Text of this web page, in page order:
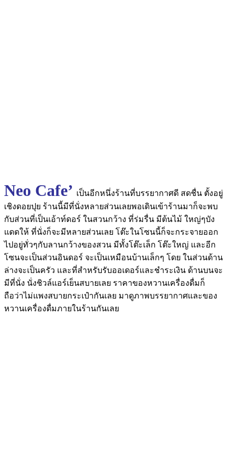
Neo Cafe’ เป็นอีกหนึ่งร้านที่บรรยากาศดี สดชื่น ตั้งอยู่
เชิงดอยปุย ร้านนี้มีที่นั่งหลายส่วนเลยพอเดินเข้าร้านมาก็จะพบ
กับส่วนที่เป็นเอ้าท์ดอร์ ในสวนกว้าง ที่ร่มรื่น มีต้นไม้ ใหญ่ๆบัง
แดดให้ ที่นั่งก็จะมีหลายส่วนเลย โต๊ะในโซนนี้ก็จะกระจายออก
ไปอยู่ทั่วๆกับลานกว้างของสวน มีทั้งโต๊ะเล็ก โต๊ะใหญ่ และอีก
โซนจะเป็นส่วนอินดอร์ จะเป็นเหมือนบ้านเล็กๆ โดย ในส่วนด้าน
ล่างจะเป็นครัว และที่สำหรับรับออเดอร์และชำระเงิน ด้านบนจะ
มีที่นั่ง นั่งชิวล์แอร์เย็นสบายเลย ราคาของหวานเครื่องดื่มก็
ถือว่าไม่แพงสบายกระเป๋ากันเลย มาดูภาพบรรยากาศและของ
หวานเครื่องดื่มภายในร้านกันเลย